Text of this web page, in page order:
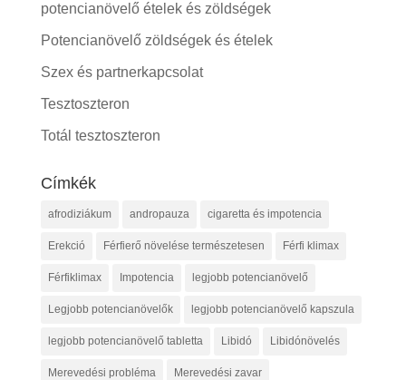
potencianövelő ételek és zöldségek
Potencianövelő zöldségek és ételek
Szex és partnerkapcsolat
Tesztoszteron
Totál tesztoszteron
Címkék
afrodiziákum andropauza cigaretta és impotencia
Erekció Férfierő növelése természetesen Férfi klimax
Férfiklimax Impotencia legjobb potencianövelő
Legjobb potencianövelők legjobb potencianövelő kapszula
legjobb potencianövelő tabletta Libidó Libidónövelés
Merevedési probléma Merevedési zavar